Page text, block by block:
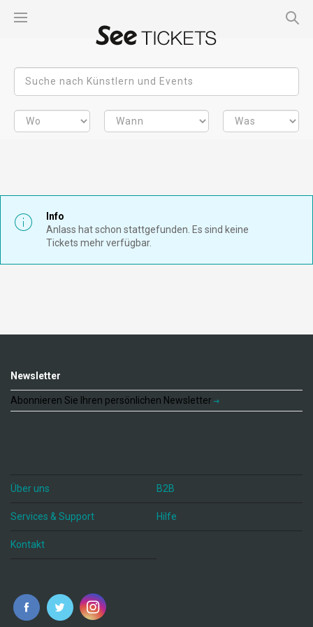
Info
Anlass hat schon stattgefunden. Es sind keine
Tickets mehr verfügbar.
Newsletter
Abonnieren Sie Ihren persönlichen Newsletter
Über uns B2B
Services & Support Hilfe
Kontakt